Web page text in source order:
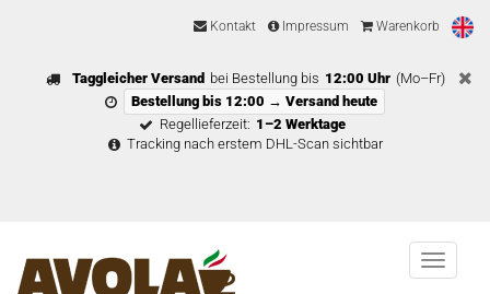
Kontakt Impressum Warenkorb
Taggleicher Versand bei Bestellung bis 12:00 Uhr (Mo–Fr)
Bestellung bis 12:00 → Versand heute
Regellieferzeit: 1–2 Werktage
Tracking nach erstem DHL-Scan sichtbar
Menu